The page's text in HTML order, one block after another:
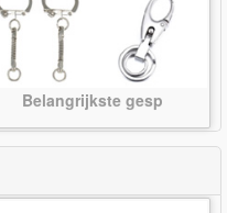
Belangrijkste gesp